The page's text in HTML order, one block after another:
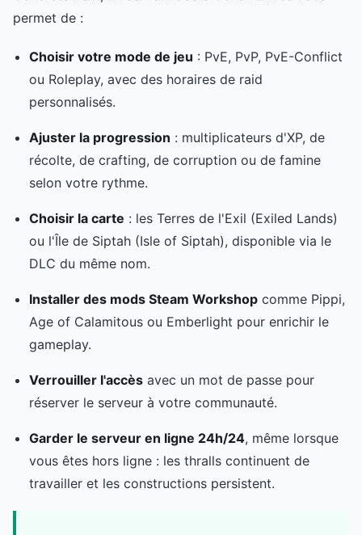
permet de :
Choisir votre mode de jeu : PvE, PvP, PvE-Conflict
ou Roleplay, avec des horaires de raid
personnalisés.
Ajuster la progression : multiplicateurs d'XP, de
récolte, de crafting, de corruption ou de famine
selon votre rythme.
Choisir la carte : les Terres de l'Exil (Exiled Lands)
ou l'Île de Siptah (Isle of Siptah), disponible via le
DLC du même nom.
Installer des mods Steam Workshop comme Pippi,
Age of Calamitous ou Emberlight pour enrichir le
gameplay.
Verrouiller l'accès avec un mot de passe pour
réserver le serveur à votre communauté.
Garder le serveur en ligne 24h/24, même lorsque
vous êtes hors ligne : les thralls continuent de
travailler et les constructions persistent.